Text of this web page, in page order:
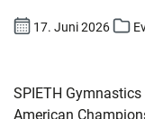
17. Juni 2026
SPIETH
American